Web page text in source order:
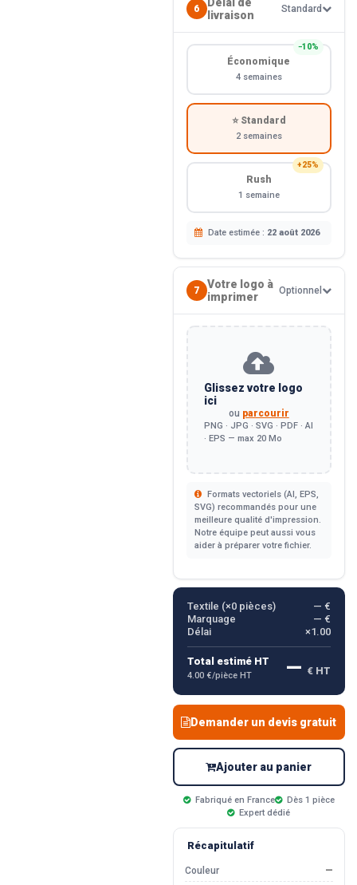
6
livraison
Standard
−10%
Économique
4 semaines
⭐ Standard
2 semaines
+25%
Rush
1 semaine
Date estimée : 22 août 2026
7
Votre logo à
imprimer
Optionnel
Glissez votre logo
ici
ou parcourir
PNG · JPG · SVG · PDF · AI
· EPS — max 20 Mo
Formats vectoriels (AI, EPS,
SVG) recommandés pour une
meilleure qualité d'impression.
Notre équipe peut aussi vous
aider à préparer votre fichier.
Textile (×0pièces)
— €
Marquage
— €
Délai
×1.00
Total estimé HT
4.00 €/pièce HT — € HT
Demander un devis gratuit
Ajouter au panier
Fabriqué en France
Dès 1 pièce
Expert dédié
Récapitulatif
Couleur
—